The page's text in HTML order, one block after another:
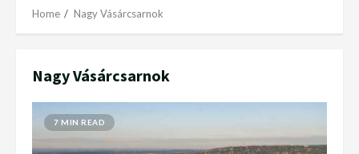
Home Nagy Vásárcsarnok
Nagy Vásárcsarnok
7 MIN READ